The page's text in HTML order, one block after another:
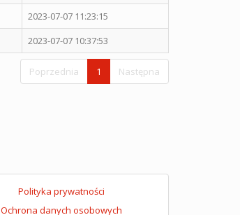
2023-07-07 11:23:15
2023-07-07 10:37:53
Poprzednia 1 Następna
Polityka prywatności
Ochrona danych osobowych